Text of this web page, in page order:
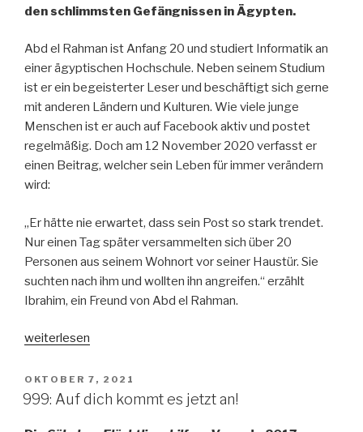
den schlimmsten Gefängnissen in Ägypten.
Abd el Rahman ist Anfang 20 und studiert Informatik an
einer ägyptischen Hochschule. Neben seinem Studium
ist er ein begeisterter Leser und beschäftigt sich gerne
mit anderen Ländern und Kulturen. Wie viele junge
Menschen ist er auch auf Facebook aktiv und postet
regelmäßig. Doch am 12 November 2020 verfasst er
einen Beitrag, welcher sein Leben für immer verändern
wird:
„Er hätte nie erwartet, dass sein Post so stark trendet.
Nur einen Tag später versammelten sich über 20
Personen aus seinem Wohnort vor seiner Haustür. Sie
suchten nach ihm und wollten ihn angreifen.“ erzählt
Ibrahim, ein Freund von Abd el Rahman.
„Fünf
Haft
für
weiterlesen
VERÖFFENTLICHT
AM
OKTOBER 7, 2021
999: Auf dich kommt es jetzt an!